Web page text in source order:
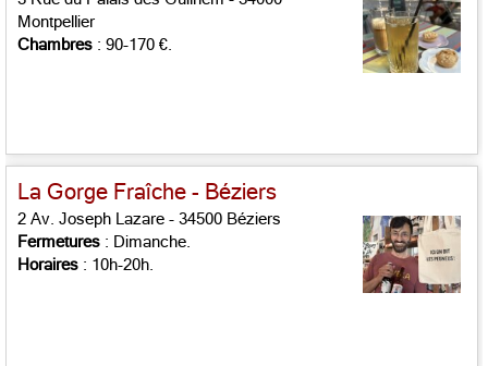
Montpellier
Chambres : 90-170 €.
La Gorge Fraîche - Béziers
2 Av. Joseph Lazare - 34500 Béziers
Fermetures : Dimanche.
Horaires : 10h-20h.